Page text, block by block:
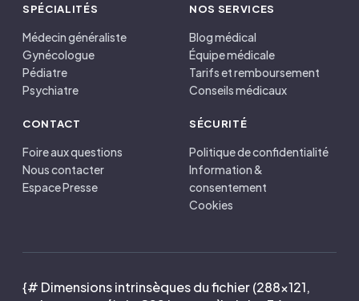
SPÉCIALITÉS
Médecin généraliste
Gynécologue
Pédiatre
Psychiatre
NOS SERVICES
Blog médical
Équipe médicale
Tarifs et remboursement
Conseils médicaux
CONTACT
Foire aux questions
Nous contacter
Espace Presse
SÉCURITÉ
Politique de confidentialité
Information &
consentement
Cookies
{# Dimensions intrinsèques du fichier (288×121,